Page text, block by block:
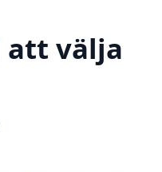
att välja